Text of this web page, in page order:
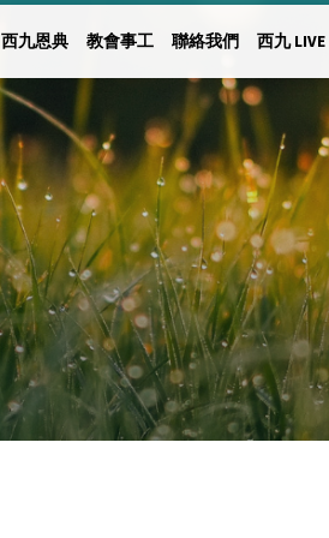
西九恩典 教會事工 聯絡我們 西九 LIVE